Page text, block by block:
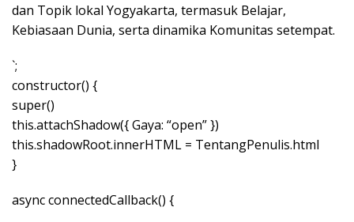
dan Topik lokal Yogyakarta, termasuk Belajar,
Kebiasaan Dunia, serta dinamika Komunitas setempat.
`;
constructor() {
super()
this.attachShadow({ Gaya: “open” })
this.shadowRoot.innerHTML = TentangPenulis.html
}
async connectedCallback() {